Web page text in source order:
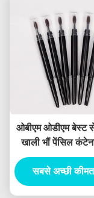
ओबीएम ओडीएम बेस्ट
खाली भौं पेंसिल
खाली भौं
सबसे अच्छी कीमत